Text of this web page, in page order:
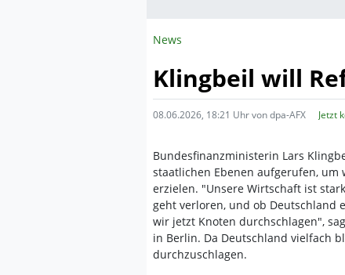
News
Klingbeil will
08.06.2026, 18:21 Uhr von dpa-AFX Jetzt
Bundesfinanzministerin Lars
staatlichen Ebenen aufgerufen,
erzielen. "Unsere Wirtschaft ist
geht verloren, und ob Deutschland
wir jetzt Knoten durchschlagen",
in Berlin. Da Deutschland vielfach
durchzuschlagen.